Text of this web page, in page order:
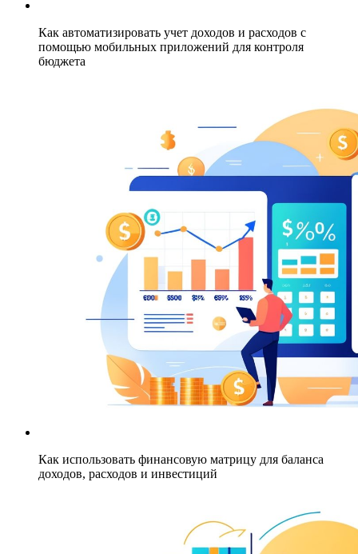
Как автоматизировать учет доходов и расходов с
помощью мобильных приложений для контроля
бюджета
Как использовать финансовую матрицу для баланса
доходов, расходов и инвестиций